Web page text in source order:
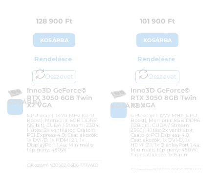
128 900 Ft
KOSÁRBA
Rendelésre
Összevet
KOSÁRBA
Inno3D GeForce©
RTX 3050 6GB Twin
X2 VGA
GPU órajel: 1470 MHz (GPU
Boost); Memória: 6GB DDR6
(96 bit); CUDA / Stream: 2304;
Hűtés: 2x ventilátor; Csatoló:
PCI Express 4.0; Csatlakozók:
1x DVI-D, 1x HDMI 2.1, 1x
DisplayPort 1.4a; Minimális
tápigény: 450W
Cikkszám: N30502-06D6-1711VA60
101 900 Ft
KOSÁRBA
Rendelésre
Összevet
KOSÁRBA
Inno3D GeForce©
RTX 3050 8GB Twin
X2 VGA
GPU órajel: 1777 MHz (GPU
Boost); Memória: 8GB DDR6
(128 bit); CUDA / Stream:
2560; Hűtés: 2x ventilátor;
Csatoló: PCI Express 4.0;
Csatlakozók: 1x DVI-D, 1x
HDMI 2.1, 1x DisplayPort 1.4a;
Minimális tápigény: 450W;
Tápcsatlakozó: 1x 6-pin
Cikkszám: N30502-08D6-1711VA41